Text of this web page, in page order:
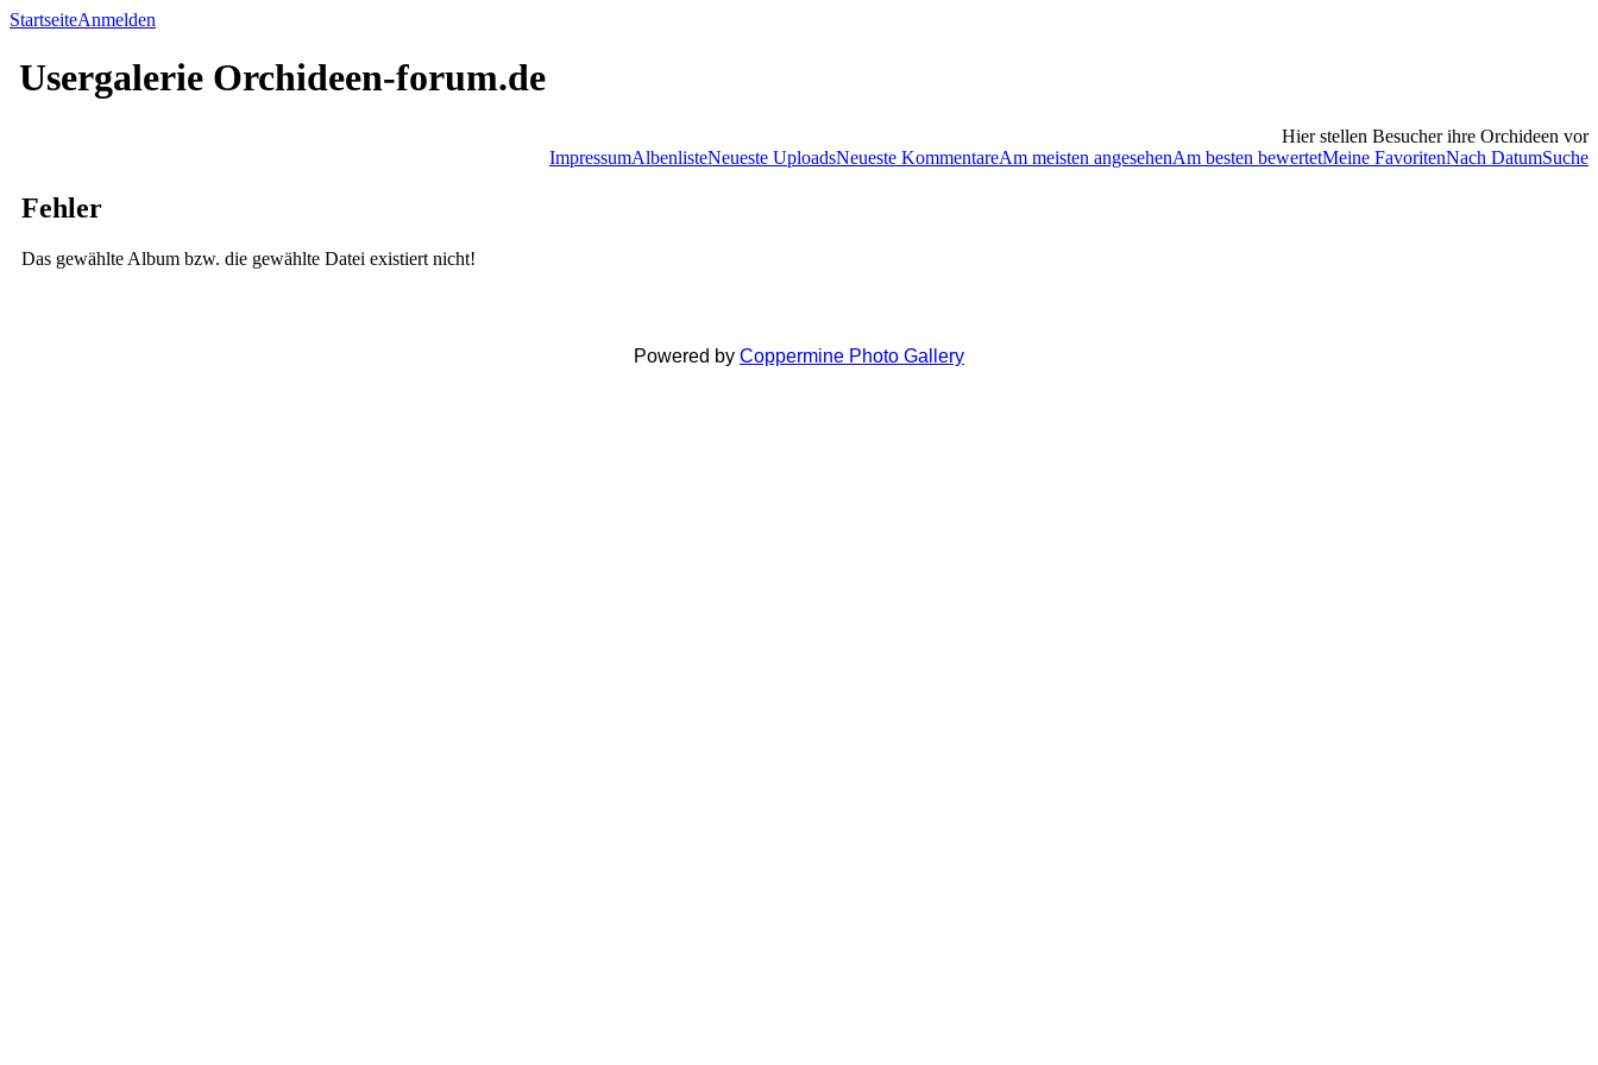
StartseiteAnmelden
Usergalerie Orchideen-forum.de
Hier stellen Besucher ihre Orchideen vor
ImpressumAlbenlisteNeueste UploadsNeueste KommentareAm meisten angesehenAm besten bewertetMeine FavoritenNach DatumSuche
Fehler
Das gewählte Album bzw. die gewählte Datei existiert nicht!
Powered by Coppermine Photo Gallery